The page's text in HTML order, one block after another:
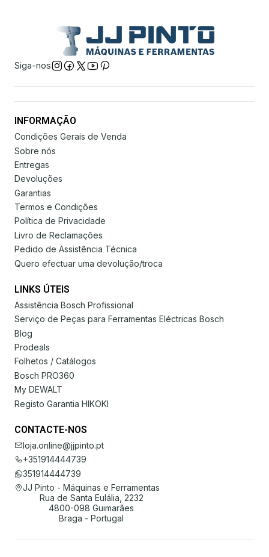
Siga-nos
INFORMAÇÃO
Condições Gerais de Venda
Sobre nós
Entregas
Devoluções
Garantias
Termos e Condições
Política de Privacidade
Livro de Reclamações
Pedido de Assistência Técnica
Quero efectuar uma devolução/troca
LINKS ÚTEIS
Assistência Bosch Profissional
Serviço de Peças para Ferramentas Eléctricas Bosch
Blog
Prodeals
Folhetos / Catálogos
Bosch PRO360
My DEWALT
Registo Garantia HIKOKI
CONTACTE-NOS
loja.online@jjpinto.pt
+351914444739
351914444739
JJ Pinto - Máquinas e Ferramentas
Rua de Santa Eulália, 2232
4800-098 Guimarães
Braga - Portugal